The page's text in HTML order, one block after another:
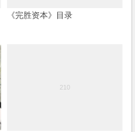
《完胜资本》目录